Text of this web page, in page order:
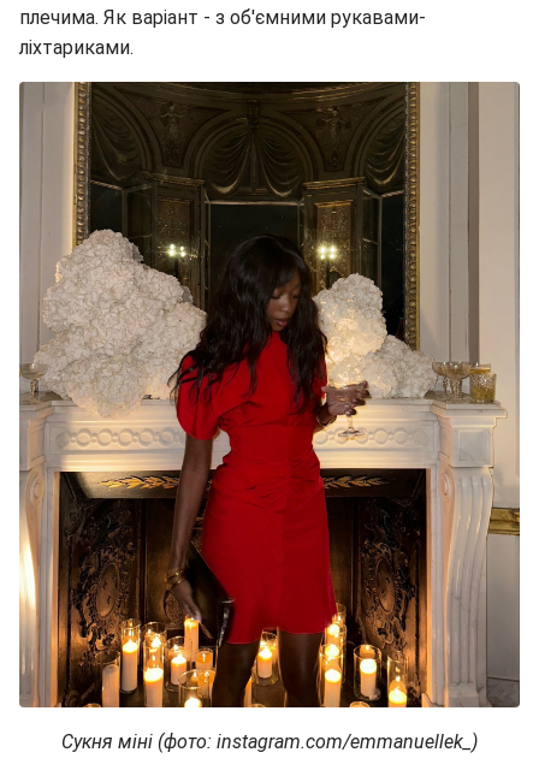
плечима. Як варіант - з об'ємними рукавами-
ліхтариками.
Сукня міні (фото: instagram.com/emmanuellek_)